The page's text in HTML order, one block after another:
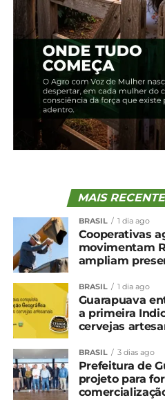
O fungo provoca a morte
quando o besouro entra
superfície da planta onde
penetração dos esporos
principalmente nos
inseto, levando à morte
Após este período, o
e o deixa com uma
o fungo para os sadios,
Saiba mais em:
https://www.embrapa.br/
florestais/broca-da-erva-
*IDR-PR e redação
Compartilhe isso:
Facebook
MAIS
BRASIL 1 dia ago
Cooperativas
movimentam
ampliam
BRASIL 1 dia ago
Guarapuava
a primeira
cervejas
BRASIL 3 dias ago
Prefeitura de
projeto para